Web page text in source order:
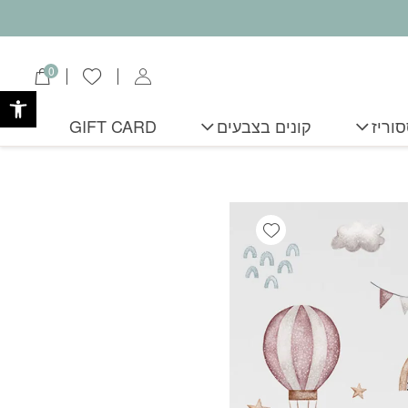
הרשימה שלי
0
קונים בצבעים GIFT CARD
Add wishlist